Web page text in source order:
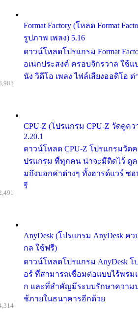
Format Factory (โหลด Format
รูปภาพ เพลง) 5.16
ดาวน์โหลดโปรแกรม Format
อเนกประสงค์ ครอบจักรวาล ใช้
นัง วิดีโอ เพลง ไฟล์เสียงออดิโอ ต่
CPU-Z (โปรแกรม CPU-Z วัดดูค
2.20.1
ดาวน์โหลด CPU-Z โปรแกรมวัด
ปรแกรม ที่ทุกคน น่าจะมีติดไว้ ดูค
มถึงบอกค่าต่างๆ ทั้งฮารด์แวร์ ซอ
รี
AnyDesk (โปรแกรม AnyDesk ค
กล ใช้ฟรี)
ดาวน์โหลดโปรแกรม AnyDesk
อร์ ที่สามารถเชื่อมต่อแบบไร้พรม
ก และที่สำคัญมีระบบรักษาความ
ช้ภายในธนาคารอีกด้วย